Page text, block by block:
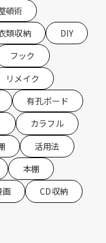
頓術
類収納
DIY
フック
リメイク
有孔ボード
カラフル
活用法
本棚
画 CD収納